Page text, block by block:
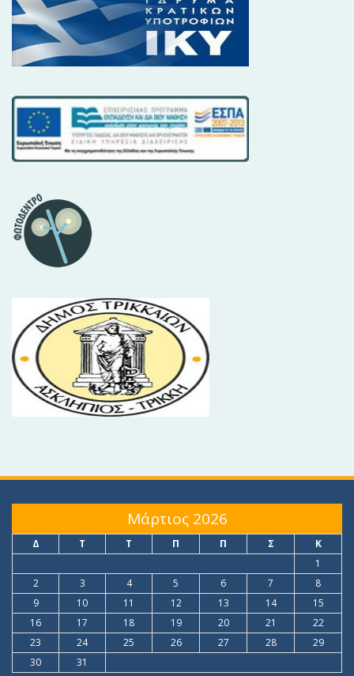
Μάρτιος 2026
Δ Τ Τ Π Π Σ
Κ
1
2
3 4 5 6 7
8
9
10 11 12 13 14
15
16
17 18 19 20 21
22
23
24 25 26 27 28
29
30
31